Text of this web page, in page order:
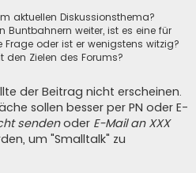
aktuellen Diskussionsthema?
Buntbahnern weiter, ist es eine für
oder ist er wenigstens witzig?
den Zielen des Forums?
der Beitrag nicht erscheinen.
sollen besser per PN oder E-
sendenoder E-Mail an XXX
um "Smalltalk" zu